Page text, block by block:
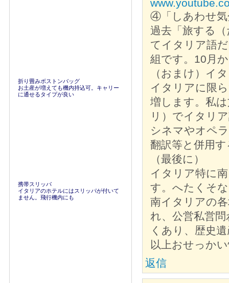
④「しあわせ気
過去「旅する
てイタリア語
組です。10月
（おまけ）イ
イタリアに限
増します。私
リ）でイタリ
シネマやオペ
翻訳等と併用
（最後に）
イタリア特に
す。へたくそ
南イタリアの
れ、公営私営
くあり、歴史
以上おせっか
返信
折り畳みボストンバッグ
お土産が増えても機内持込可。キャリー
に通せるタイプが良い
携帯スリッパ
イタリアのホテルにはスリッパが付いて
ません。飛行機内にも